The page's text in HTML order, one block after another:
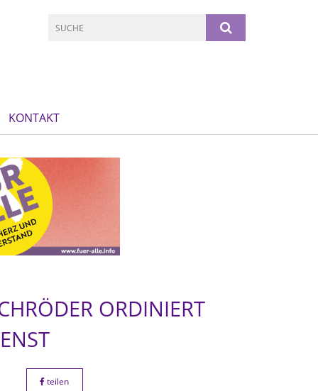
KONTAKT
ORDINIERT
teilen